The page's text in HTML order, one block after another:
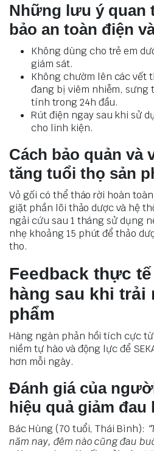
Những lưu ý quan
bảo an toàn điện
Không dùng cho trẻ em
giám sát.
Không chườm lên các vết
đang bị viêm nhiễm, sưng
tính trong 24h đầu.
Rút điện ngay sau khi sử
cho linh kiện.
Cách bảo quản và
tăng tuổi thọ sản
Vỏ gối có thể tháo rời hoàn
giặt phần lõi thảo dược và hệ
ngải cứu sau 1 tháng sử dụng
nhẹ khoảng 15 phút để thảo
tho.
Feedback thực
hàng sau khi trải
phẩm
Hàng ngàn phản hồi tích cực
niềm tự hào và động lực để
hơn mỗi ngày.
Đánh giá của
hiệu quả giảm đau
Bác Hùng (70 tuổi, Thái Bình):
năm nay, đêm nào cũng đau